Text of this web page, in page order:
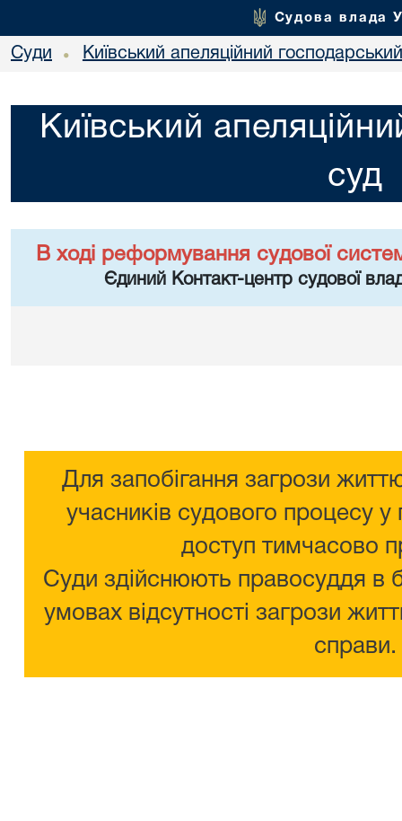
Судова влада
Суди • Київський апеляційний
Київський
суд
В ході реформування судової
Єдиний Контакт-центр судової
Для запобігання загрози
учасників судового процесу у
доступ тимчасово
Суди здійснюють правосуддя в
умовах відсутності загрози
справи.